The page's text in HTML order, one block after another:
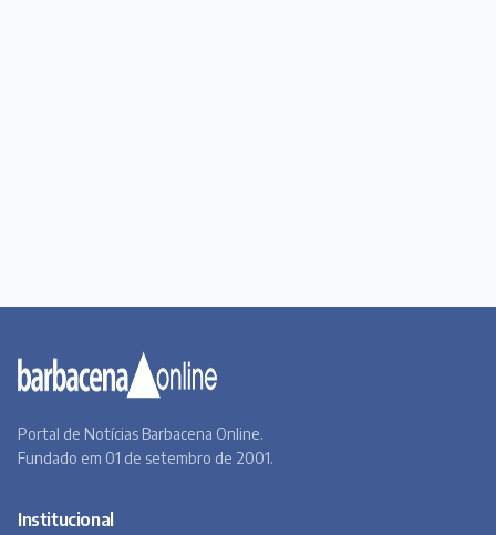
Portal de Notícias Barbacena Online.
Fundado em 01 de setembro de 2001.
Institucional